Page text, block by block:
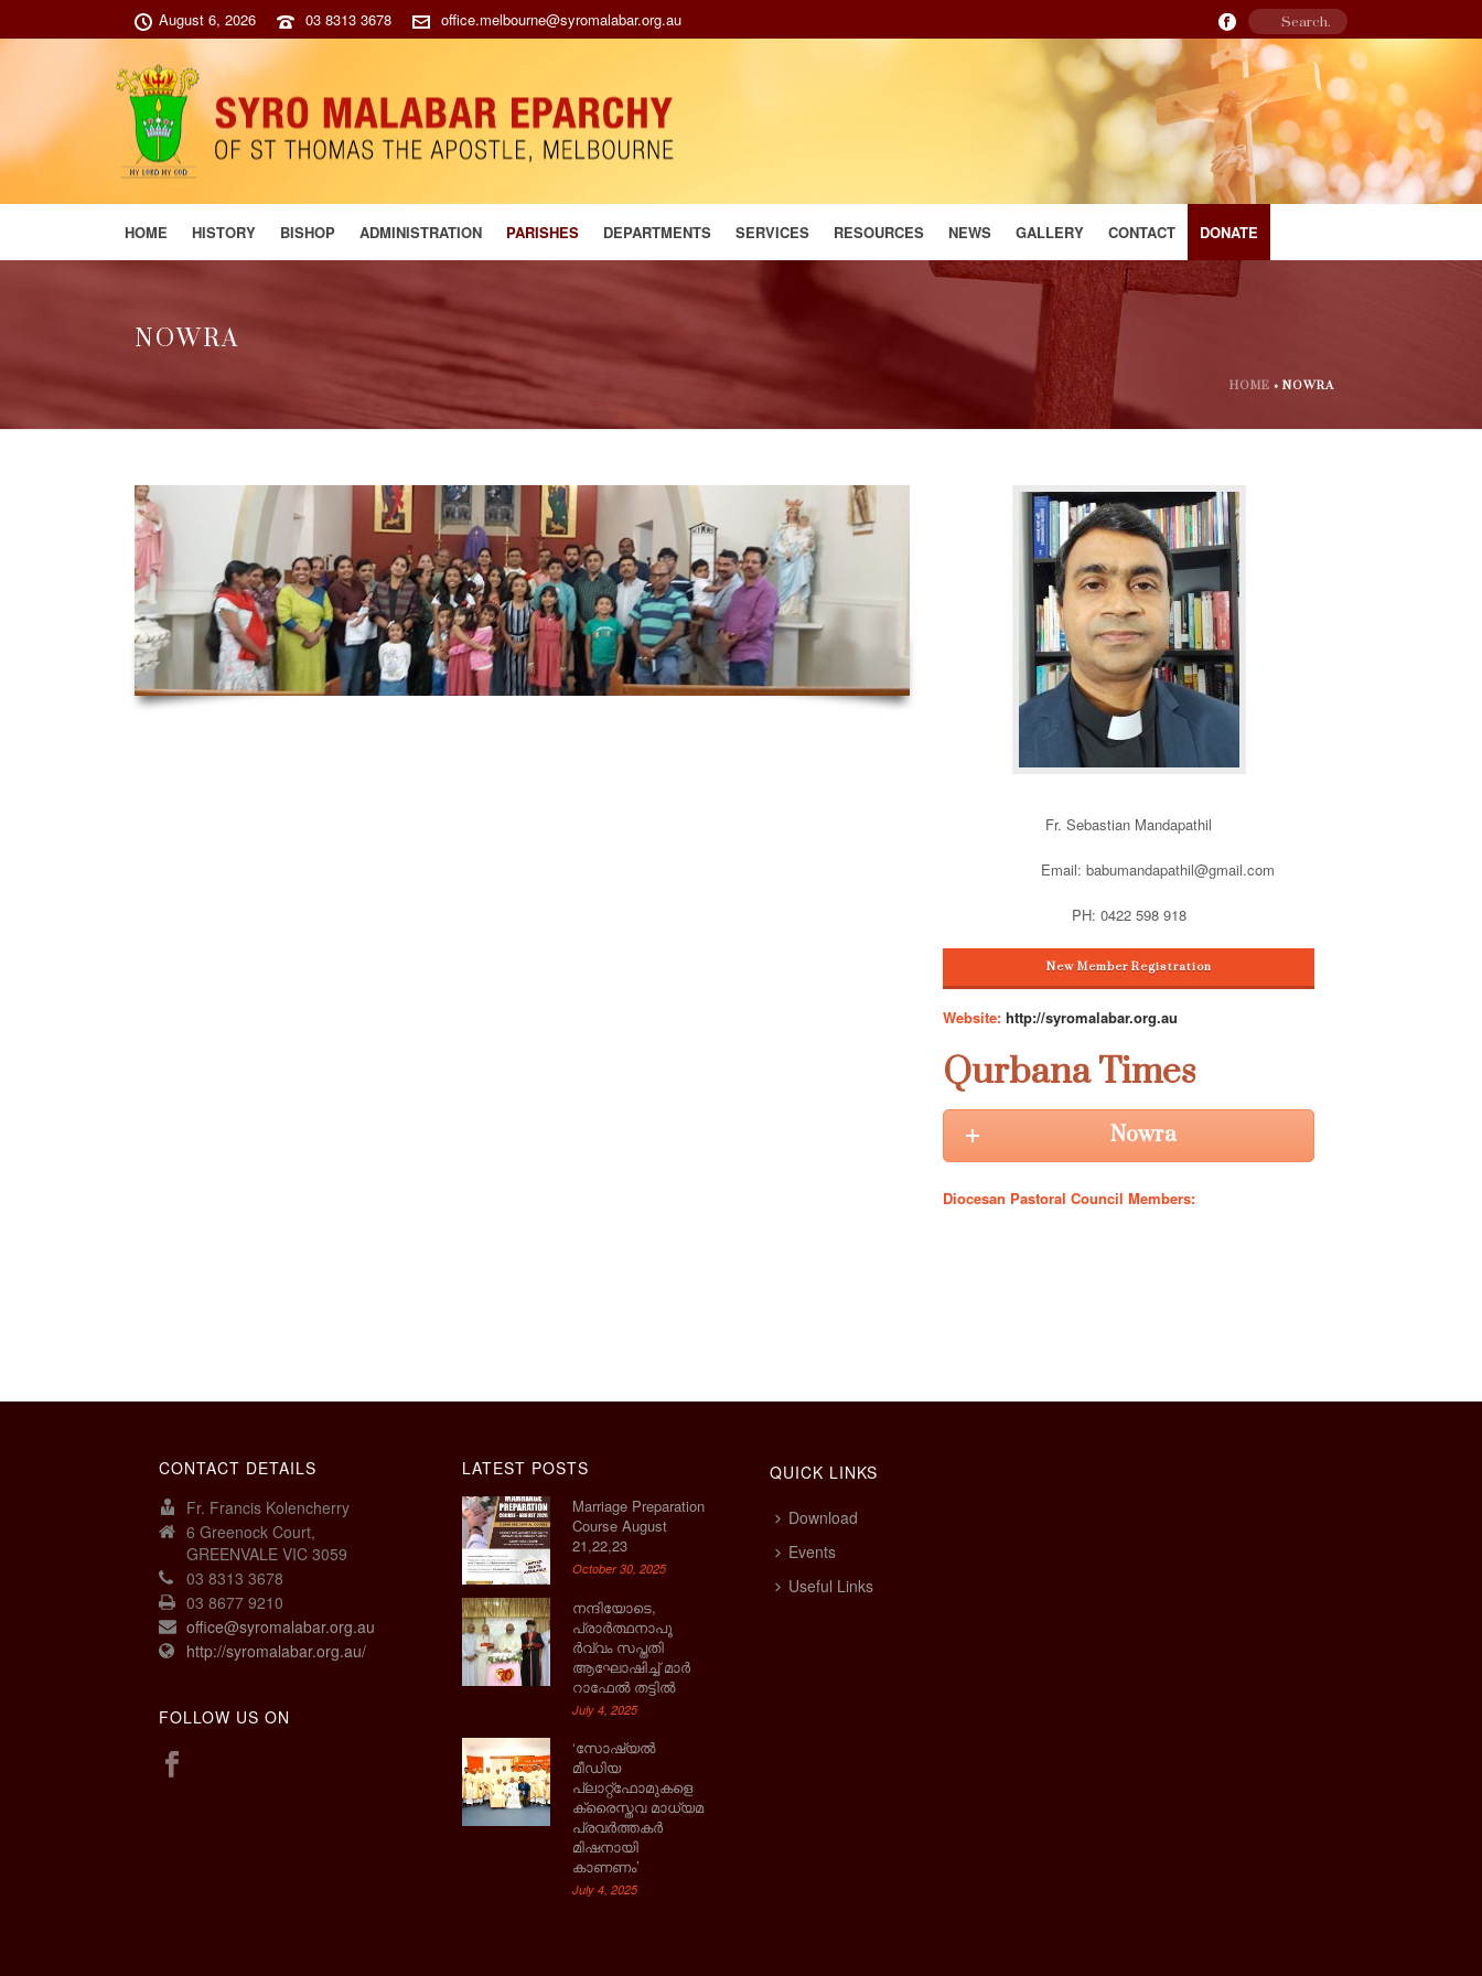
August 6, 2026 03 8313 3678 office.melbourne@syromalabar.org.au
HOME HISTORY BISHOP ADMINISTRATION PARISHES DEPARTMENTS SERVICES RESOURCES NEWS GALLERY CONTACT DONATE
NOWRA
HOME » NOWRA
Fr. Sebastian Mandapathil
Email: babumandapathil@gmail.com
PH: 0422 598 918
New Member Registration
Website:http://syromalabar.org.au
Qurbana Times
Nowra
Diocesan Pastoral Council Members:
CONTACT DETAILS
Fr. Francis Kolencherry
6 Greenock Court,
GREENVALE VIC 3059
03 8313 3678
03 8677 9210
office@syromalabar.org.au
http://syromalabar.org.au/
FOLLOW US ON
LATEST POSTS
Marriage Preparation
Course August
21,22,23
October 30, 2025
നന്ദിയോടെ,
പ്രാര്‍ത്ഥനാപൂ
ര്‍വ്വം സപ്തതി
ആഘോഷിച്ച് മാര്‍
റാഫേല്‍ തട്ടില്‍
July 4, 2025
‘സോഷ്യല്‍
മീഡിയ
പ്ലാറ്റ്‌ഫോമുകളെ
ക്രൈസ്തവ മാധ്യമ
പ്രവര്‍ത്തകര്‍
മിഷനായി
കാണണം’
July 4, 2025
QUICK LINKS
Download
Events
Useful Links